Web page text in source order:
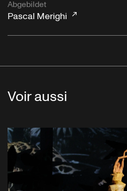
Abgebildet
Pascal Merighi
Voir aussi